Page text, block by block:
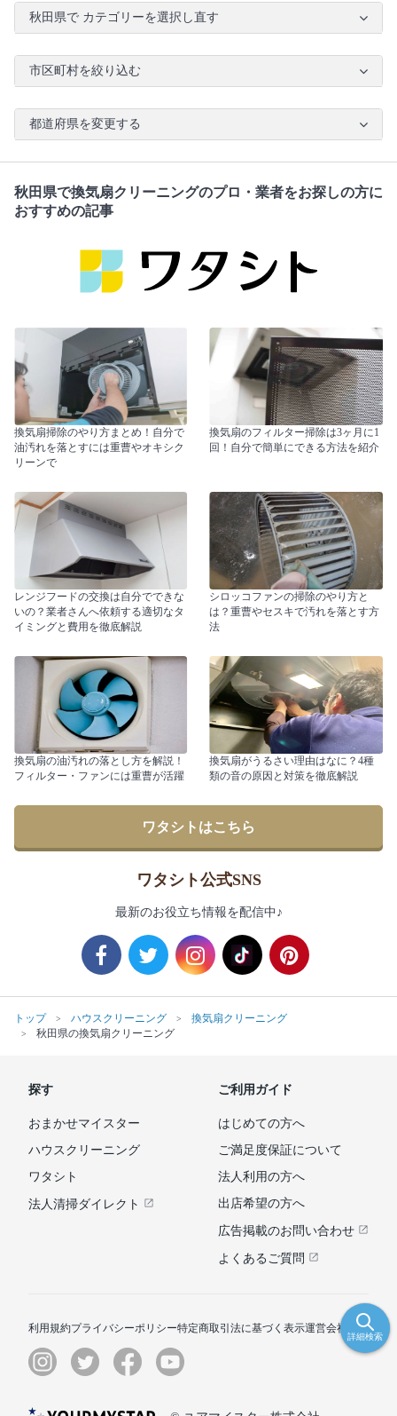
秋田県で カテゴリーを選択し直す
市区町村を絞り込む
都道府県を変更する
秋田県で換気扇クリーニングのプロ・業者をお探しの方に
おすすめの記事
換気扇掃除のやり方まとめ！自分で
油汚れを落とすには重曹やオキシク
リーンで
換気扇のフィルター掃除は3ヶ月に1
回！自分で簡単にできる方法を紹介
レンジフードの交換は自分でできな
いの？業者さんへ依頼する適切なタ
イミングと費用を徹底解説
シロッコファンの掃除のやり方と
は？重曹やセスキで汚れを落とす方
法
換気扇の油汚れの落とし方を解説！
フィルター・ファンには重曹が活躍
換気扇がうるさい理由はなに？4種
類の音の原因と対策を徹底解説
ワタシトはこちら
ワタシト公式SNS
最新のお役立ち情報を配信中♪
トップ ハウスクリーニング
換気扇クリーニング
秋田県の換気扇クリーニング
詳細検索
探す
おまかせマイスター
ハウスクリーニング
ワタシト
法人清掃ダイレクト
ご利用ガイド
はじめての方へ
ご満足度保証について
法人利用の方へ
出店希望の方へ
広告掲載のお問い合わせ
よくあるご質問
利用規約プライバシーポリシー特定商取引法に基づく表示運営会社